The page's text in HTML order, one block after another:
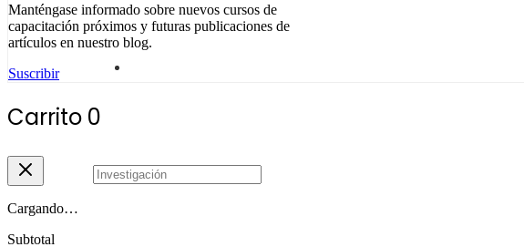
Manténgase informado sobre nuevos cursos de
capacitación próximos y futuras publicaciones de
artículos en nuestro blog.
Suscribir
Carrito 0
Cargando…
Subtotal